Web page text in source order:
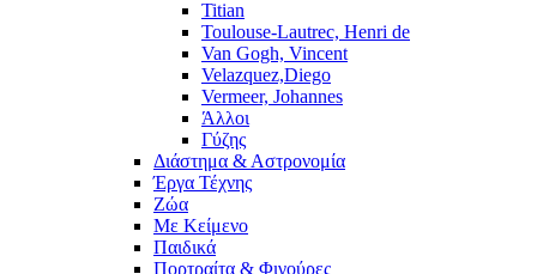
Titian
Toulouse-Lautrec, Henri de
Van Gogh, Vincent
Velazquez,Diego
Vermeer, Johannes
Άλλοι
Γύζης
Διάστημα & Αστρονομία
Έργα Τέχνης
Ζώα
Με Κείμενο
Παιδικά
Πορτραίτα & Φιγούρες